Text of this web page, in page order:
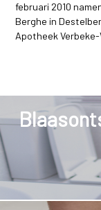
februari 2010
Berghe in
Apotheek Verbeke-